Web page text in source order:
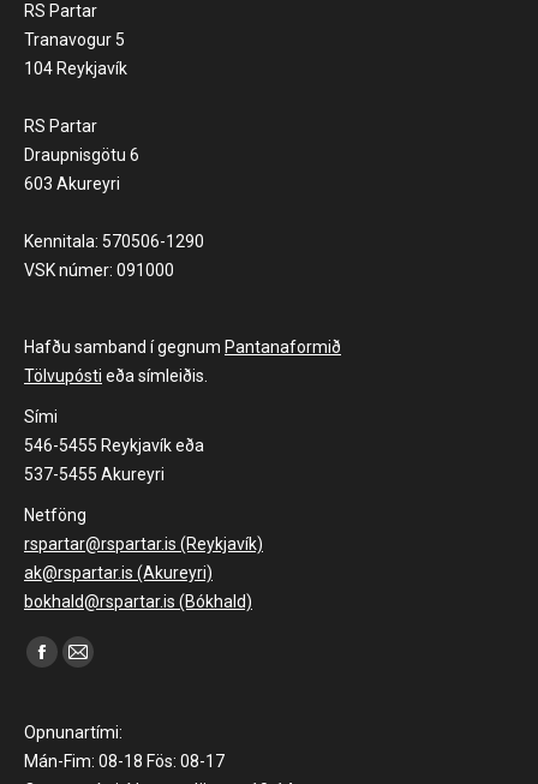
RS Partar
Tranavogur 5
104 Reykjavík
RS Partar
Draupnisgötu 6
603 Akureyri
Kennitala: 570506-1290
VSK númer: 091000
Hafðu samband í gegnum Pantanaformið
Tölvupósti eða símleiðis.
Sími
546-5455 Reykjavík eða
537-5455 Akureyri
Netföng
rspartar@rspartar.is (Reykjavík)
ak@rspartar.is (Akureyri)
bokhald@rspartar.is (Bókhald)
Find us on:
Facebook
opens
in
Mail
opens
in
Opnunartími:
Mán-Fim: 08-18 Fös: 08-17